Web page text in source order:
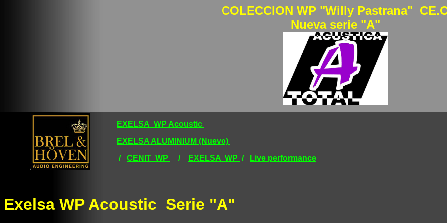
COLECCIONWP"Willy Pastrana"
Nueva serie "A"
EXELSA WP Acoustic
EXELSA ALUMINIUM (Nuevo)
/
CENIT WP / EXELSA WP/ Live performance
Exelsa WP Acoustic Serie "A"